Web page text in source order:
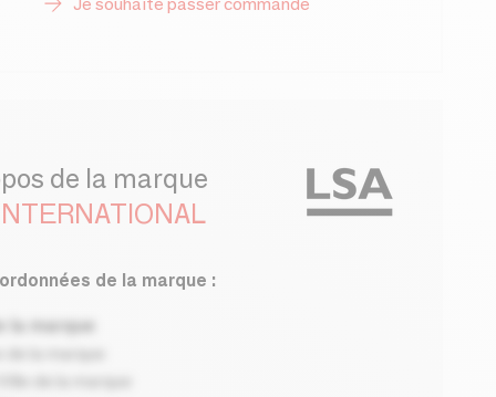
de la marque
de la marque :
la marque
de la marque